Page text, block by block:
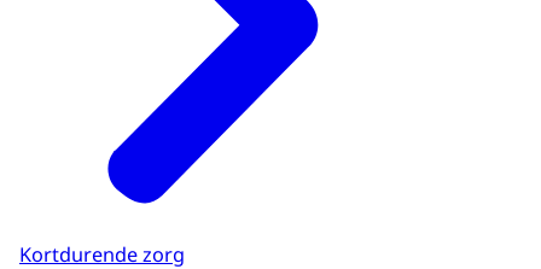
Kortdurende zorg